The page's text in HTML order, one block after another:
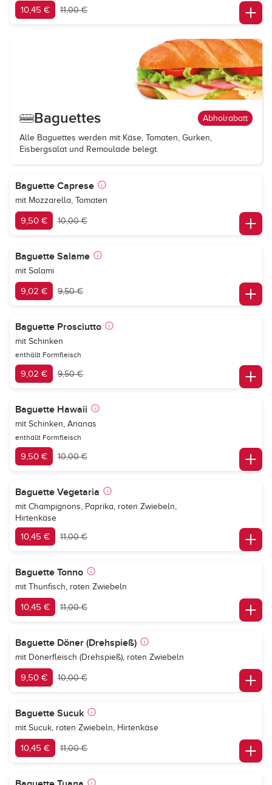
10,45 € 11,00 €
Baguettes Abholrabatt
Alle Baguettes werden mit Käse, Tomaten, Gurken,
Eisbergsalat und Remoulade belegt.
Baguette Caprese
mit Mozzarella, Tomaten
9,50 € 10,00 €
Baguette Salame
mit Salami
9,02 € 9,50 €
Baguette Prosciutto
mit Schinken
enthällt Formfleisch
9,02 € 9,50 €
Baguette Hawaii
mit Schinken, Ananas
enthällt Formfleisch
9,50 € 10,00 €
Baguette Vegetaria
mit Champignons, Paprika, roten Zwiebeln,
Hirtenkäse
10,45 € 11,00 €
Baguette Tonno
mit Thunfisch, roten Zwiebeln
10,45 € 11,00 €
Baguette Döner (Drehspieß)
mit Dönerfleisch (Drehspieß), roten Zwiebeln
9,50 € 10,00 €
Baguette Sucuk
mit Sucuk, roten Zwiebeln, Hirtenkäse
10,45 € 11,00 €